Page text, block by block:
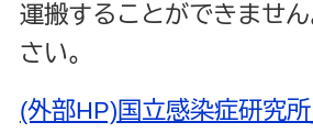
運搬することができませ
さい。
(外部HP)国立感染症研究